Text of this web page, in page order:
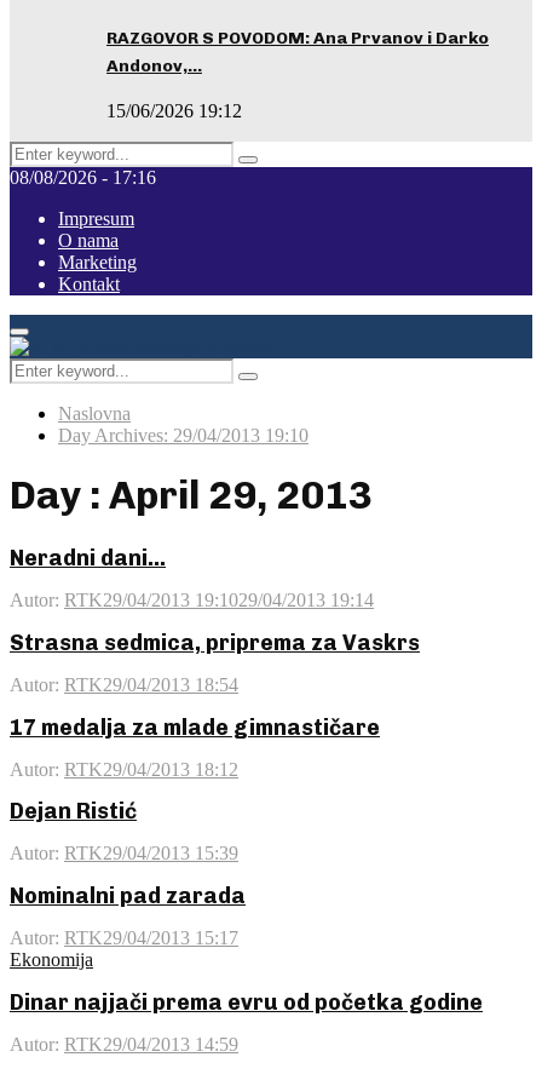
RAZGOVOR S POVODOM: Ana Prvanov i Darko
Andonov,…
15/06/2026 19:12
Search
for:
Pretraga
08/08/2026 - 17:16
Impresum
O nama
Marketing
Kontakt
Facebook
Instagram
Youtube
Primary
Menu
Search
for:
Pretraga
Naslovna
Day Archives: 29/04/2013 19:10
Day : April 29, 2013
Neradni dani…
Autor: RTK29/04/2013 19:1029/04/2013 19:14
Strasna sedmica, priprema za Vaskrs
Autor: RTK29/04/2013 18:54
17 medalja za mlade gimnastičare
Autor: RTK29/04/2013 18:12
Dejan Ristić
Autor: RTK29/04/2013 15:39
Nominalni pad zarada
Autor: RTK29/04/2013 15:17
Ekonomija
Dinar najjači prema evru od početka godine
Autor: RTK29/04/2013 14:59